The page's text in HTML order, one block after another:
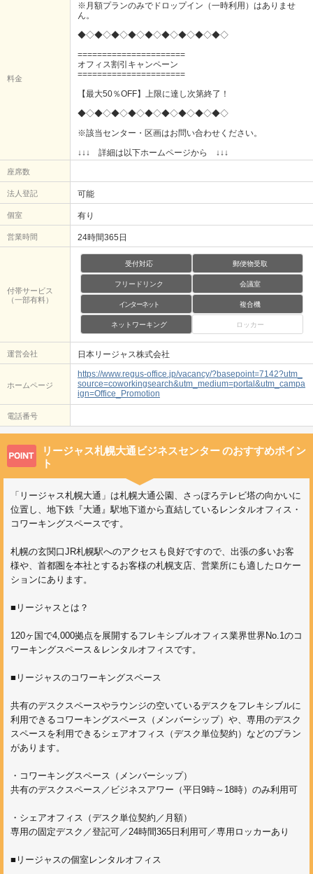
料金
※月額プランのみでドロップイン（一時利用）はありませ
ん。
◆◇◆◇◆◇◆◇◆◇◆◇◆◇◆◇◆◇
======================
オフィス割引キャンペーン
======================
【最大50％OFF】上限に達し次第終了！
◆◇◆◇◆◇◆◇◆◇◆◇◆◇◆◇◆◇
※該当センター・区画はお問い合わせください。
↓↓↓ 詳細は以下ホームページから ↓↓↓
座席数
法人登記 可能
個室 有り
営業時間 24時間365日
付帯サービス
（一部有料）
受付対応 郵便物受取
フリードリンク 会議室
インターネット 複合機
ネットワーキング ロッカー
運営会社 日本リージャス株式会社
ホームページ
https://www.regus-office.jp/vacancy/?basepoint=7142?utm_
source=coworkingsearch&utm_medium=portal&utm_campa
ign=Office_Promotion
電話番号
リージャス札幌大通ビジネスセンターのおすすめポイン
ト
「リージャス札幌大通」は札幌大通公園、さっぽろテレビ塔の向かいに
位置し、地下鉄『大通』駅地下道から直結しているレンタルオフィス・
コワーキングスペースです。
札幌の玄関口JR札幌駅へのアクセスも良好ですので、出張の多いお客
様や、首都圏を本社とするお客様の札幌支店、営業所にも適したロケー
ションにあります。
■リージャスとは？
120ヶ国で4,000拠点を展開するフレキシブルオフィス業界世界No.1のコ
ワーキングスペース＆レンタルオフィスです。
■リージャスのコワーキングスペース
共有のデスクスペースやラウンジの空いているデスクをフレキシブルに
利用できるコワーキングスペース（メンバーシップ）や、専用のデスク
スペースを利用できるシェアオフィス（デスク単位契約）などのプラン
があります。
・コワーキングスペース（メンバーシップ）
共有のデスクスペース／ビジネスアワー（平日9時～18時）のみ利用可
・シェアオフィス（デスク単位契約／月額）
専用の固定デスク／登記可／24時間365日利用可／専用ロッカーあり
■リージャスの個室レンタルオフィス